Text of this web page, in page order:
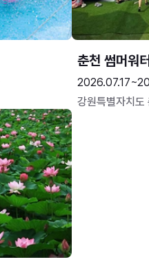
춘천 썸머워
강원특별자치도